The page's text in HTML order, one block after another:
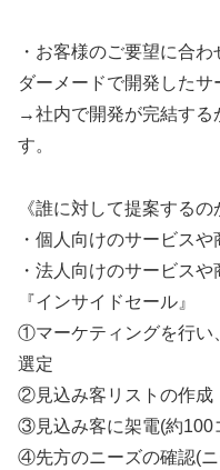
・お客様のご要望に合
ダーメードで開発したサ
→社内で開発が完結する
す。
《誰に対して提案するの
・個人向けのサービス
・法人向けのサービス
『インサイドセール』
①マーケティングを行い
選定
②見込み客リストの作成
③見込み客に架電(約100
④先方のニーズの確認(